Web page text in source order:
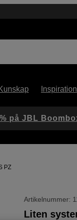
Inspiration
PZ
Artikelnummer:
Liten
på JBL